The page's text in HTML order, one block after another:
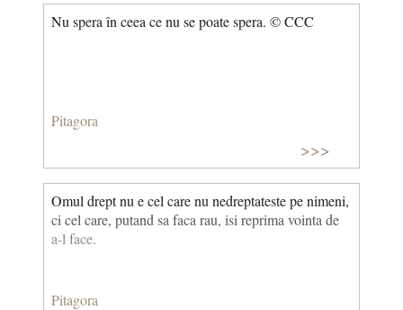
Nu spera în ceea ce nu se poate spera. © CCC
Pitagora
>>>
Omul drept nu e cel care nu nedreptateste pe nimeni,
ci cel care, putand sa faca rau, isi reprima vointa de
a-l face.
Pitagora